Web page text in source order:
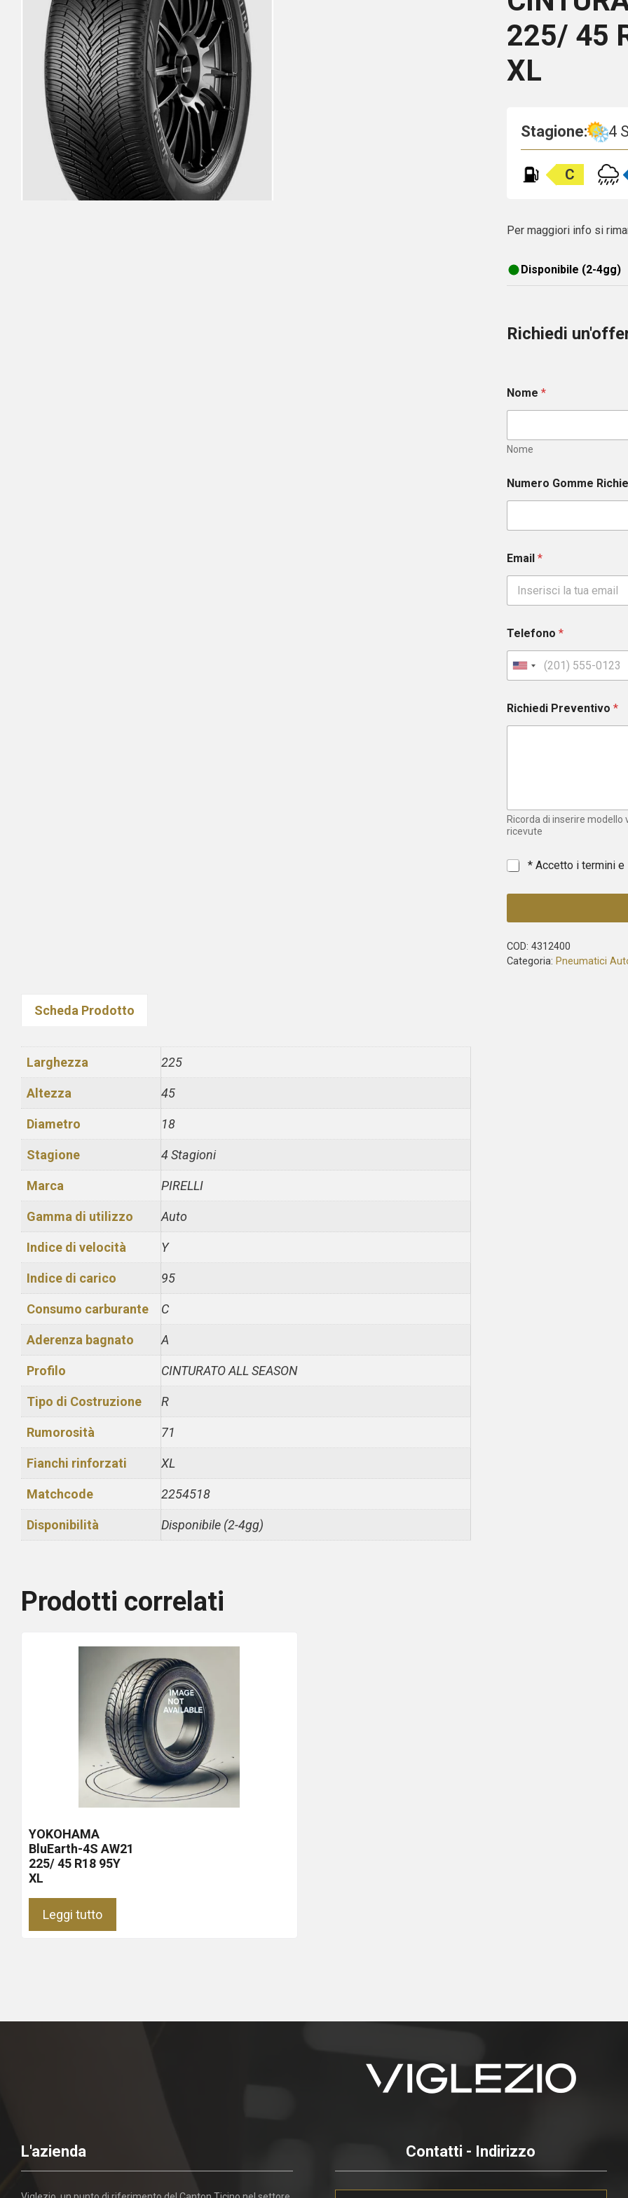
225/ 45
XL
Stagione: 4
C
Per maggiori info si
Disponibile (2-4gg)
Richiedi
Nome*
Nome
Numero Gomme
Email*
Telefono*
U
n
t
e
e
s
Richiedi Preventivo*
Ricorda di inserire
ricevute
* * Accetto i termini
COD:4312400
Categoria: Pneumatici
Scheda Prodotto
Larghezza 225
Altezza 45
Diametro 18
Stagione 4 Stagioni
Marca PIRELLI
Gamma di utilizzo Auto
Indice di velocità Y
Indice di carico 95
Consumo carburante C
Aderenza bagnato A
Profilo CINTURATO ALL SEASON
Tipo di Costruzione R
Rumorosità 71
Fianchi rinforzati XL
Matchcode 2254518
Disponibilità Disponibile (2-4gg)
Prodotti correlati
YOKOHAMA
BluEarth-4S AW21
225/ 45 R18 95Y
XL
Leggi tutto
L'azienda Contatti - Indirizzo